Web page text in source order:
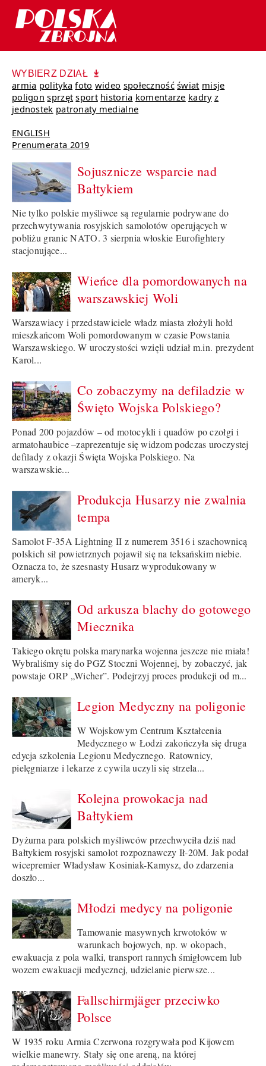
WYBIERZ DZIAŁ
armia polityka foto wideo społeczność świat misje
poligon sprzęt sport historia komentarze kadry z
jednostek patronaty medialne
ENGLISH
Prenumerata 2019
Sojusznicze wsparcie nad
Bałtykiem
Nie tylko polskie myśliwce są regularnie podrywane do
przechwytywania rosyjskich samolotów operujących w
pobliżu granic NATO. 3 sierpnia włoskie Eurofightery
stacjonujące...
Wieńce dla pomordowanych na
warszawskiej Woli
Warszawiacy i przedstawiciele władz miasta złożyli hołd
mieszkańcom Woli pomordowanym w czasie Powstania
Warszawskiego. W uroczystości wzięli udział m.in. prezydent
Karol...
Co zobaczymy na defiladzie w
Święto Wojska Polskiego?
Ponad 200 pojazdów – od motocykli i quadów po czołgi i
armatohaubice –zaprezentuje się widzom podczas uroczystej
defilady z okazji Święta Wojska Polskiego. Na
warszawskie...
Produkcja Husarzy nie zwalnia
tempa
Samolot F-35A Lightning II z numerem 3516 i szachownicą
polskich sił powietrznych pojawił się na teksańskim niebie.
Oznacza to, że szesnasty Husarz wyprodukowany w
ameryk...
Od arkusza blachy do gotowego
Miecznika
Takiego okrętu polska marynarka wojenna jeszcze nie miała!
Wybraliśmy się do PGZ Stoczni Wojennej, by zobaczyć, jak
powstaje ORP „Wicher”. Podejrzyj proces produkcji od m...
Legion Medyczny na poligonie
W Wojskowym Centrum Kształcenia
Medycznego w Łodzi zakończyła się druga
edycja szkolenia Legionu Medycznego. Ratownicy,
pielęgniarze i lekarze z cywila uczyli się strzela...
Kolejna prowokacja nad
Bałtykiem
Dyżurna para polskich myśliwców przechwyciła dziś nad
Bałtykiem rosyjski samolot rozpoznawczy Ił-20M. Jak podał
wicepremier Władysław Kosiniak-Kamysz, do zdarzenia
doszło...
Młodzi medycy na poligonie
Tamowanie masywnych krwotoków w
warunkach bojowych, np. w okopach,
ewakuacja z pola walki, transport rannych śmigłowcem lub
wozem ewakuacji medycznej, udzielanie pierwsze...
Fallschirmjäger przeciwko
Polsce
W 1935 roku Armia Czerwona rozgrywała pod Kijowem
wielkie manewry. Stały się one areną, na której